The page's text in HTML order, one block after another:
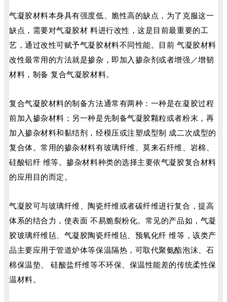
气凝胶材料本身具有强度低、脆性高的缺点，为了克服这一
缺点，需要对气凝胶材 料进行改性，这是目前最重要的工
艺，通过改性可赋予气凝胶材料不同性能。目前 气凝胶材料
改性最常用的方法就是掺杂，即加入掺杂剂或者增强／增韧
材料，制备 复合气凝胶材料。
复合气凝胶材料的制备方法通常有两种：一种是在凝胶过程
前加入掺杂材料；另一种是先制备气凝胶颗粒或者粉末，再
加入掺杂材料和黏结剂，经模压或注塑成型制 成二次成型的
复合体。常用的掺杂材料有玻璃纤维、莫来石纤维、岩棉、
硅酸铝纤 维等。掺杂材料种类的选择主要依气凝胶复合材料
的应用目的而定。
气凝胶可与玻璃纤维、陶瓷纤维或者碳纤维进行复合，提高
体系的结合力，使表面 不易脆裂粉化。常见的产品如，气凝
胶玻璃纤维毡、气凝胶陶瓷纤维毡、预氧化纤 维等，该类产
品主要应用于管道炉体等保温隔热，可取代聚氨酯泡沫、石
棉保温垫、 硅酸盐纤维等不环保、保温性能差的传统柔性保
温材料。